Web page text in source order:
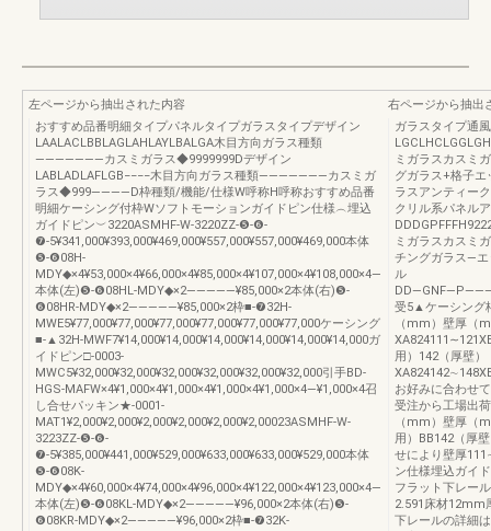
左ページから抽出された内容
おすすめ品番明細タイプパネルタイプガラスタイプデザイン
LAALACLBBLAGLAHLAYLBALGA木目方向ガラス種類
―――――――カスミガラス◆9999999Dデザイン
LABLADLAFLGB−−−−木目方向ガラス種類―――――――カスミガ
ラス◆999――――D枠種類/機能/仕様W呼称H呼称おすすめ品番
明細ケーシング付枠Wソフトモーションガイドピン仕様︵埋込
ガイドピン︶3220ASMHF-W-3220ZZ-❺-❻-
❼-5¥341,000¥393,000¥469,000¥557,000¥557,000¥469,000本体
❺-❻08H-
MDY◆×4¥53,000×4¥66,000×4¥85,000×4¥107,000×4¥108,000×4―
本体(左)❺-❻08HL-MDY◆×2―――――¥85,000×2本体(右)❺-
❻08HR-MDY◆×2―――――¥85,000×2枠■-❼32H-
MWE5¥77,000¥77,000¥77,000¥77,000¥77,000¥77,000ケーシング
■-▲32H-MWF7¥14,000¥14,000¥14,000¥14,000¥14,000¥14,000ガ
イドピン□-0003-
MWC5¥32,000¥32,000¥32,000¥32,000¥32,000¥32,000引手BD-
HGS-MAFW×4¥1,000×4¥1,000×4¥1,000×4¥1,000×4―¥1,000×4召
し合せパッキン★-0001-
MAT1¥2,000¥2,000¥2,000¥2,000¥2,000¥2,00023ASMHF-W-
3223ZZ-❺-❻-
❼-5¥385,000¥441,000¥529,000¥633,000¥633,000¥529,000本体
❺-❻08K-
MDY◆×4¥60,000×4¥74,000×4¥96,000×4¥122,000×4¥123,000×4―
本体(左)❺-❻08KL-MDY◆×2―――――¥96,000×2本体(右)❺-
❻08KR-MDY◆×2―――――¥96,000×2枠■-❼32K-
右ページから抽出
ガラスタイプ通
ミガラスカスミ
グガラス+格子エ
ラスアンティー
クリル系パネル
ミガラスカスミ
チングガラス―
ル
受5▲ケーシング
（mm）壁厚（
用）142（厚壁）
お好みに合わせ
受注から工場出
（mm）壁厚（
用）BB142（厚
せにより壁厚
ン仕様埋込ガイ
フラット下レー
2.591床材12mm
下レールの詳細